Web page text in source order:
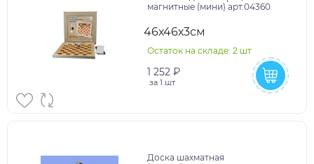
магнитные (мини) арт.04360
46х46х3см
Остаток на складе: 2 шт
1 252 ₽
за 1 шт
Доска шахматная